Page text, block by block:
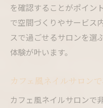
を確認することがポイン
で空間づくりやサービス
スで過ごせるサロンを選
体験が叶います。
カフェ風ネイルサロン
カフェ風ネイルサロンで